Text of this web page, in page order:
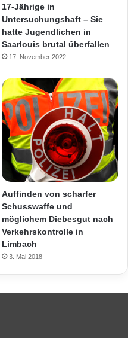
17-Jährige in
Untersuchungshaft – Sie
hatte Jugendlichen in
Saarlouis brutal überfallen
17. November 2022
Auffinden von scharfer
Schusswaffe und
möglichem Diebesgut nach
Verkehrskontrolle in
Limbach
3. Mai 2018